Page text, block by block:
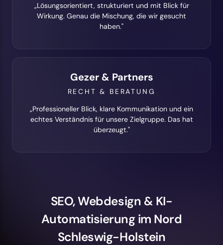
„Lösungsorientiert, strukturiert und mit Blick für
Wirkung. Genau die Mischung, die wir gesucht
haben."
Gezer & Partners
RECHT & BERATUNG
„Professioneller Blick, klare Kommunikation und ein
echtes Verständnis für unsere Zielgruppe. Das hat
überzeugt."
SEO, Webdesign & KI-
Automatisierung im Nord
Schleswig-Holstein